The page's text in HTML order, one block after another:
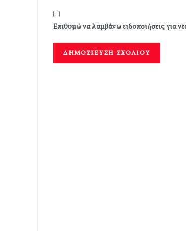
Επιθυμώ να λαμβάνω ειδοποιήσεις για